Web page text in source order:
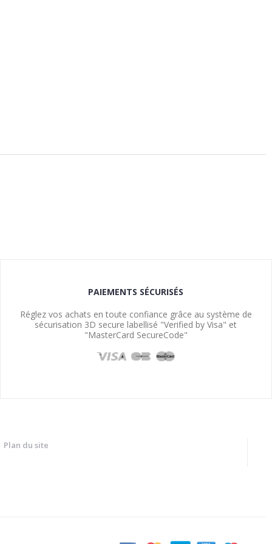
PAIEMENTS SÉCURISÉS
Réglez vos achats en toute confiance grâce au système de
sécurisation 3D secure labellisé "Verified by Visa" et
"MasterCard SecureCode"
Plan du site